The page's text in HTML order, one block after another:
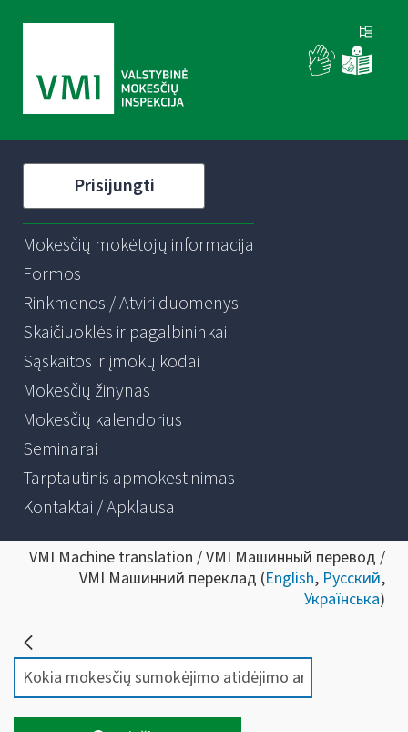
Prisijungti
Mokesčių mokėtojų informacija
Formos
Rinkmenos / Atviri duomenys
Skaičiuoklės ir pagalbininkai
Sąskaitos ir įmokų kodai
Mokesčių žinynas
Mokesčių kalendorius
Seminarai
Tarptautinis apmokestinimas
Kontaktai / Apklausa
VMI Machine translation / VMI Машинный перевод /
VMI Машинний переклад (English, Русский,
Українська)